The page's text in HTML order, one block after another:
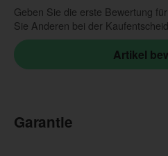
Geben Sie die erste Bewertung
Sie Anderen bei der
Garantie